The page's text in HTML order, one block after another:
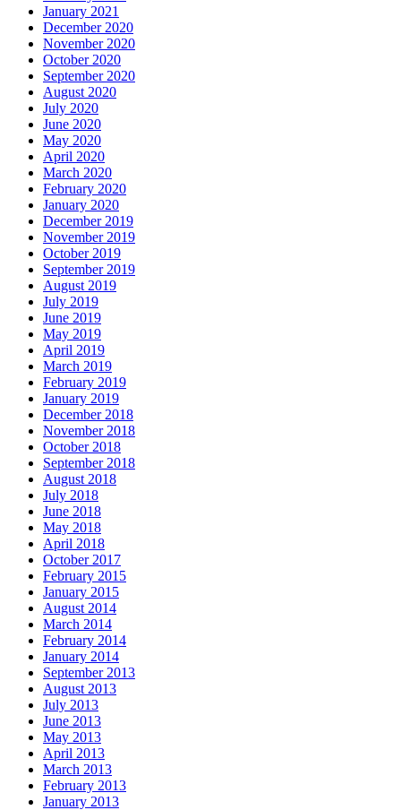
January 2021
December 2020
November 2020
October 2020
September 2020
August 2020
July 2020
June 2020
May 2020
April 2020
March 2020
February 2020
January 2020
December 2019
November 2019
October 2019
September 2019
August 2019
July 2019
June 2019
May 2019
April 2019
March 2019
February 2019
January 2019
December 2018
November 2018
October 2018
September 2018
August 2018
July 2018
June 2018
May 2018
April 2018
October 2017
February 2015
January 2015
August 2014
March 2014
February 2014
January 2014
September 2013
August 2013
July 2013
June 2013
May 2013
April 2013
March 2013
February 2013
January 2013